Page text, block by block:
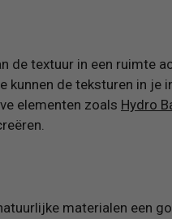
de textuur in een ruimte
kunnen de teksturen in je
elementen zoals Hydro
materialen een